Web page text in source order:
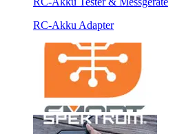
RC-Akku Adapter